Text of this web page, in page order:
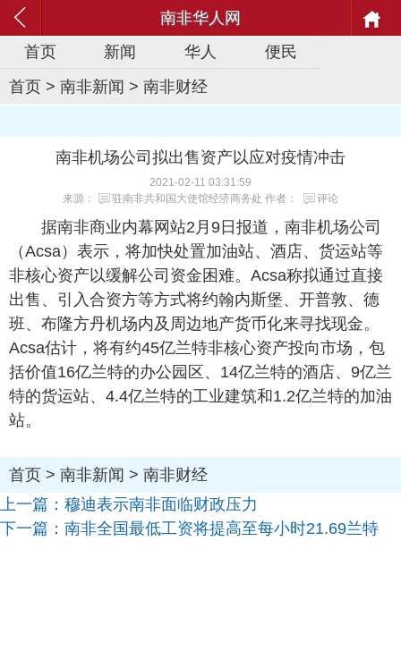
南非华人网
首页
新闻 华人
便民
首页 > 南非新闻 > 南非财经
南非机场公司拟出售资产以应对疫情冲击
2021-02-11 03:31:59
来源：
驻南非共和国大使馆经济商务处 作者： 评论
据南非商业内幕网站2月9日报道，南非机场公司
（Acsa）表示，将加快处置加油站、酒店、货运站等
非核心资产以缓解公司资金困难。Acsa称拟通过直接
出售、引入合资方等方式将约翰内斯堡、开普敦、德
班、布隆方丹机场内及周边地产货币化来寻找现金。
Acsa估计，将有约45亿兰特非核心资产投向市场，包
括价值16亿兰特的办公园区、14亿兰特的酒店、9亿兰
特的货运站、4.4亿兰特的工业建筑和1.2亿兰特的加油
站。
首页 > 南非新闻 > 南非财经
上一篇： 穆迪表示南非面临财政压力
下一篇： 南非全国最低工资将提高至每小时21.69兰特